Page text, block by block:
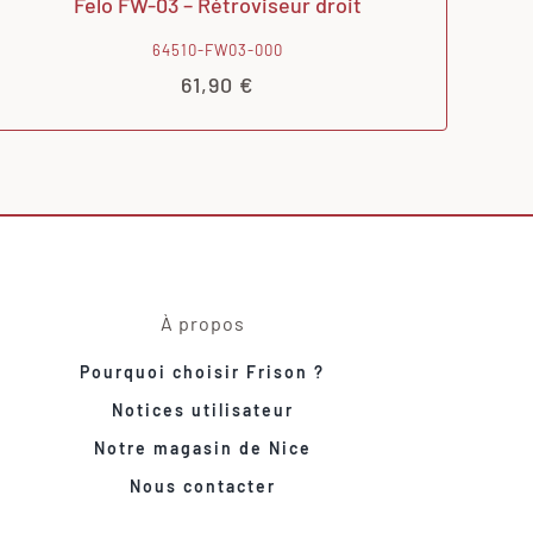
64510-FW03-000
61,90 €
À propos
Pourquoi choisir Frison ?
Notices utilisateur
Notre magasin de Nice
Nous contacter